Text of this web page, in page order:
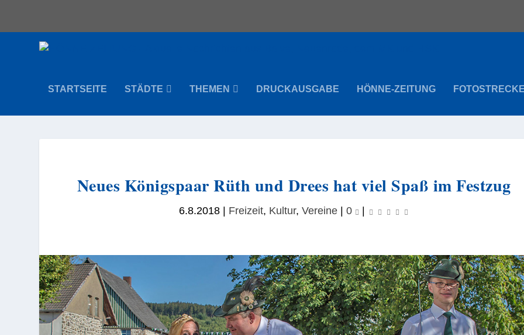
STARTSEITE STÄDTE THEMEN DRUCKAUSGABE HÖNNE-ZEITUNG FOTOSTRECKE
Neues Königspaar Rüth und Drees hat viel Spaß im Festzug
6.8.2018 Freizeit, Kultur,Vereine |0